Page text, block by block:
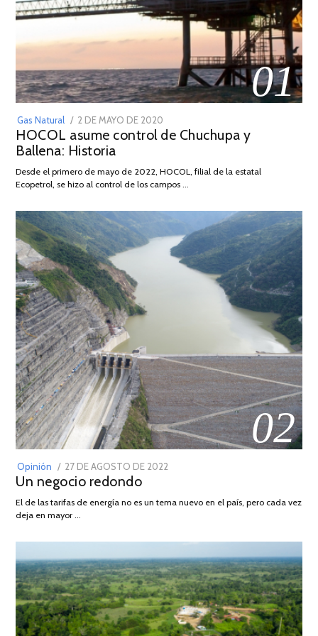
01
Gas Natural
POSTED
ON
2 DE MAYO DE 2020
DE
2026
HOCOL asume control de Chuchupa y
Ballena: Historia
Desde el primero de mayo de 2022, HOCOL, filial de la estatal
Ecopetrol, se hizo al control de los campos …
02
Opinión
POSTED
ON
27 DE AGOSTO DE 2022
DE
Un negocio redondo
El de las tarifas de energía no es un tema nuevo en el país, pero cada vez
deja en mayor …